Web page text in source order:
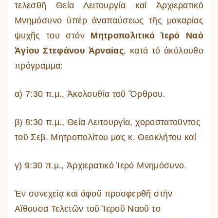
τελεσθῆ Θεία Λειτουργία καί Ἀρχιερατικό
Μνημόσυνο ὑπέρ ἀναπαύσεως τῆς μακαρίας
ψυχῆς του στόν Μητροπολιτικό Ἱερό Ναό
Ἁγίου Στεφάνου Ἀρναίας, κατά τό ἀκόλουθο
πρόγραμμα:
α) 7:30 π.μ., Ἀκολουθία τοῦ Ὄρθρου.
β) 8:30 π.μ., Θεία Λειτουργία, χοροστατοῦντος
τοῦ Σεβ. Μητροπολίτου μας κ. Θεοκλήτου καί
γ) 9:30 π.μ., Ἀρχιερατικό Ἱερό Μνημόσυνο.
Ἐν συνεχείᾳ καί ἀφοῦ προσφερθῆ στήν
Αἴθουσα Τελετῶν τοῦ Ἱεροῦ Ναοῦ το